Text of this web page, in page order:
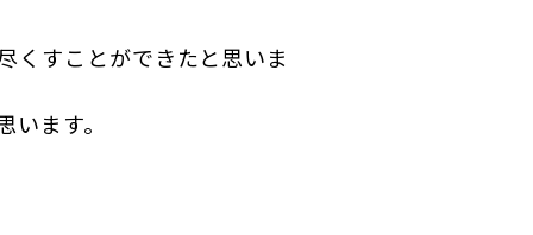
くすことができたと思いま
ます。